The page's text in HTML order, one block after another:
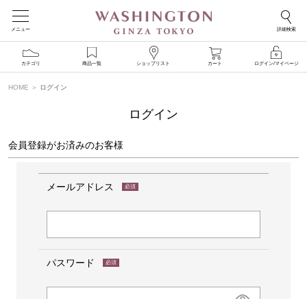
メニュー 詳細検索
カテゴリ 商品一覧 ショップリスト カート ログイン/マイページ
HOME ログイン
ログイン
会員登録がお済みのお客様
メールアドレス
パスワード